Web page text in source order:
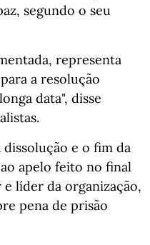
segundo o seu
representa
a resolução
data", disse
e o fim da
apelo feito no final
líder da organização,
pena de prisão